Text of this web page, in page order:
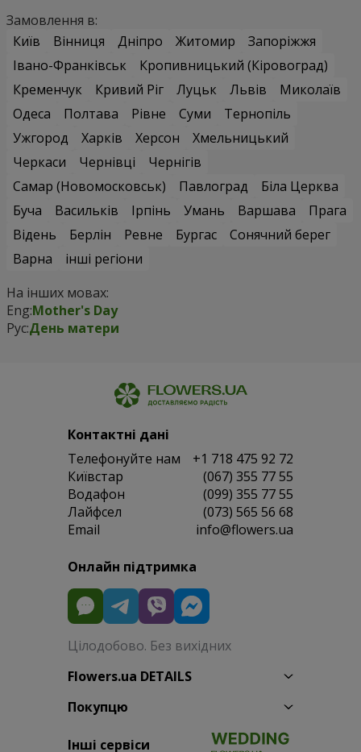
Замовлення в:
Київ
Вінниця Дніпро Житомир
Запоріжжя
Івано-Франківськ
Кропивницький (Кіровоград)
Кременчук
Кривий Ріг Луцьк Львів
Миколаїв
Одеса
Полтава Рівне Суми
Тернопіль
Ужгород
Харків Херсон
Хмельницький
Черкаси
Чернівці
Чернігів
Самар (Новомосковськ)
Павлоград
Біла Церква
Буча
Васильків Ірпінь Умань Варшава
Прага
Відень
Берлін Ревне Бургас
Сонячний берег
Варна
інші регіони
На інших мовах:
Eng:Mother's Day
Рус:День матери
Контактні дані
Телефонуйте нам
+1 718 475 92 72
Київстар
(067) 355 77 55
Водафон
(099) 355 77 55
Лайфсел
(073) 565 56 68
Email
info@flowers.ua
Онлайн підтримка
Цілодобово. Без вихідних
Flowers.ua DETAILS
Покупцю
Інші сервіси